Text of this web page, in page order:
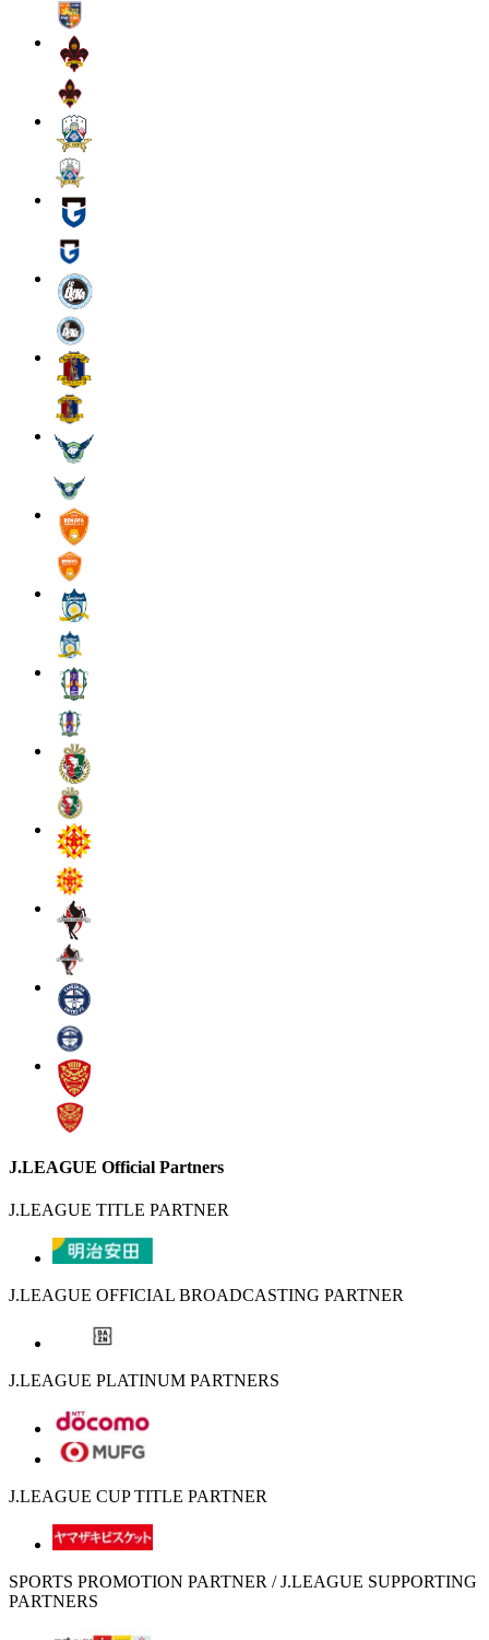
J.LEAGUE Official Partners
J.LEAGUE TITLE PARTNER
J.LEAGUE OFFICIAL BROADCASTING PARTNER
J.LEAGUE PLATINUM PARTNERS
J.LEAGUE CUP TITLE PARTNER
SPORTS PROMOTION PARTNER / J.LEAGUE SUPPORTING
PARTNERS